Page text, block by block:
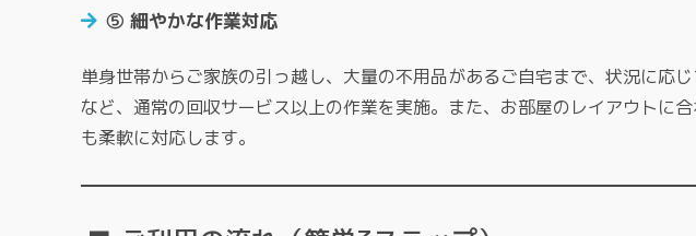
⑤ 細やかな作業対応
単身世帯からご家族の引っ越し、大量の不用品があるご自宅まで、状況に応じ
など、通常の回収サービス以上の作業を実施。また、お部屋のレイアウトに
も柔軟に対応します。